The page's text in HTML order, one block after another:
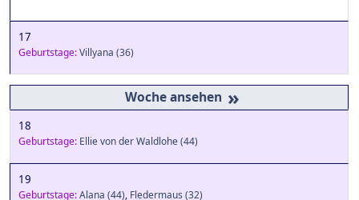
17
Geburtstage:Villyana (36)
»
18
Geburtstage: Ellie von der Waldlohe(44)
19
Geburtstage:Alana (44), Fledermaus (32)